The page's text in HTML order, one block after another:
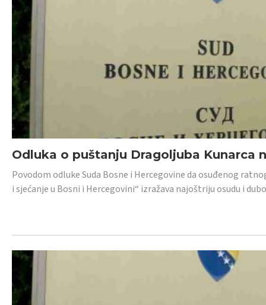
Odluka o puštanju Dragoljuba Kunarca
Povodom odluke Suda Bosne i Hercegovine da osuđenog
i sjećanje u Bosni i Hercegovini“ izražava najoštriju osudu i